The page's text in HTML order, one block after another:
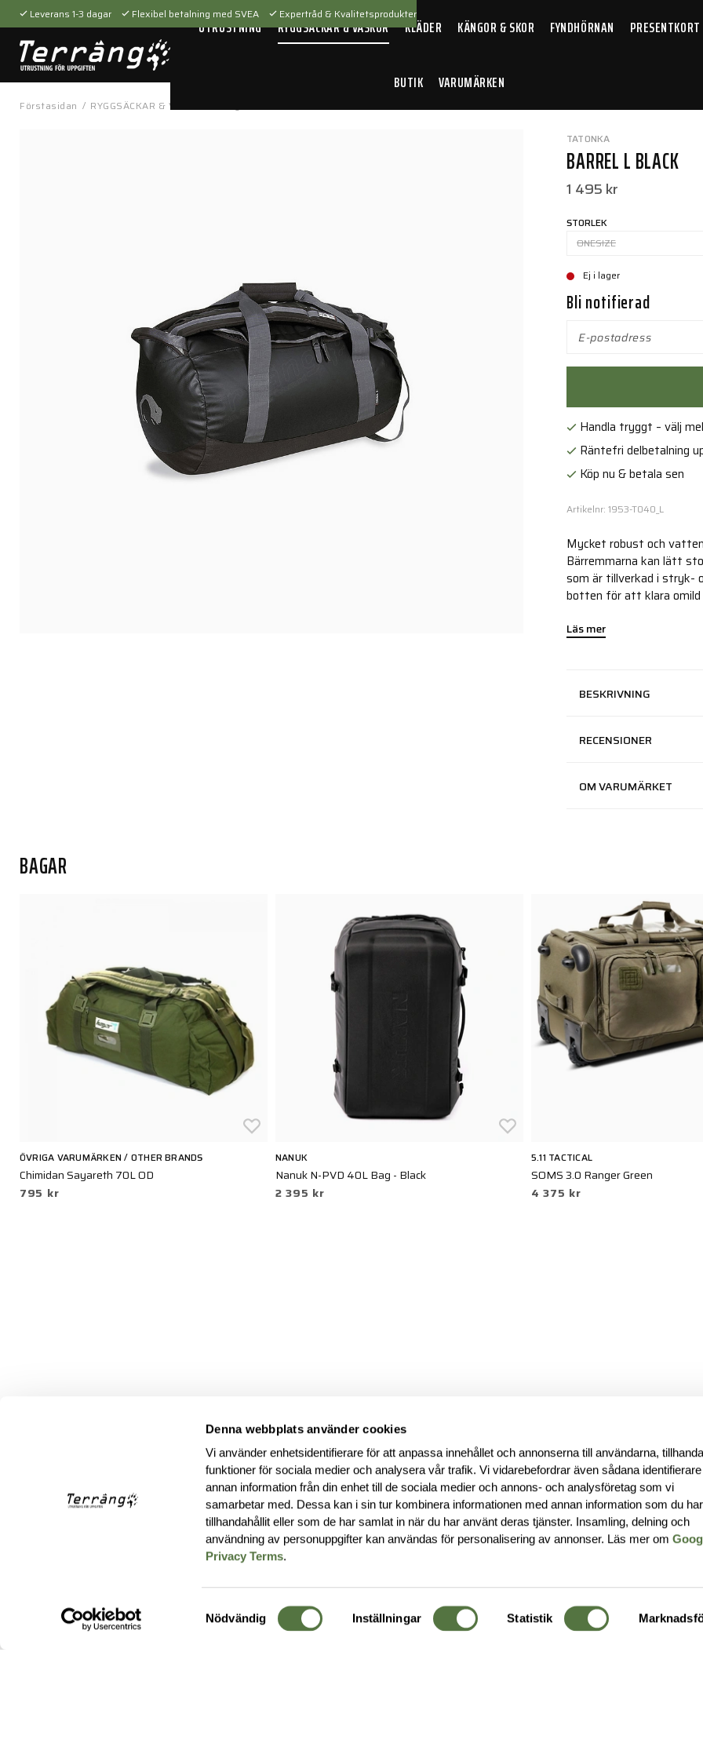
Denna webbplats använder cookies
Vi använder enhetsidentifierare för att anpassa innehållet och annonserna till användarna,
funktioner för sociala medier och analysera vår trafik. Vi vidarebefordrar även sådana
annan information från din enhet till de sociala medier och annons- och analysföretag som vi
samarbetar med. Dessa kan i sin tur kombinera informationen med annan information som du har
tillhandahållit eller som de har samlat in när du har använt deras tjänster. Insamling, delning och
användning av personuppgifter kan användas för personalisering av annonser. Läs mer om
Privacy Terms.
Samtyckesval
Nödvändig Inställningar Statistik
Leverans 1-3 dagar Flexibel betalning med SVEA Expertråd & Kvalitetsprodukter
UTRUSTNING RYGGSÄCKAR & VÄSKOR KLÄDER KÄNGOR & SKOR FYNDHÖRNAN PRESENTKORT
BUTIK VARUMÄRKEN
Förstasidan / RYGGSÄCKAR & VÄSKOR
TATONKA
BARREL L BLACK
1 495 kr
STORLEK
ONESIZE
Ej i lager
Bli notifierad
Handla tryggt – välj
Räntefri delbetalning
Köp nu & betala sen
Artikelnr: 1953-T040_L
Mycket robust och
Bärremmarna kan lätt
som är tillverkad i stryk-
botten för att klara omild
Läs mer
BESKRIVNING
RECENSIONER
OM VARUMÄRKET
BAGAR
ÖVRIGA VARUMÄRKEN / OTHER BRANDS
Chimidan Sayareth 70L OD
795 kr
NANUK
Nanuk N-PVD 40L Bag - Black
2 395 kr
5.11 TACTICAL
SOMS 3.0 Ranger Green
4 375 kr